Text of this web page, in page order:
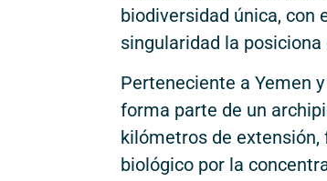
biodiversidad única, con
singularidad la
Perteneciente a Yemen
forma parte de un
kilómetros de extensión,
biológico por la